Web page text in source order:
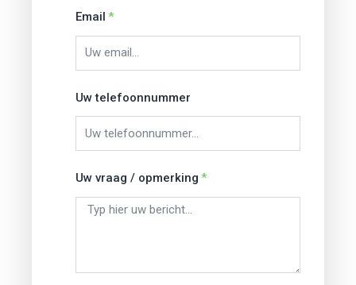
Email
Uw telefoonnummer
Uw vraag / opmerking